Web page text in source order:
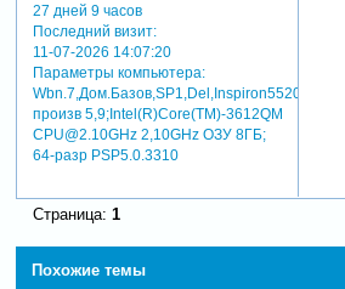
27 дней 9 часов
Последний визит:
11-07-2026 14:07:20
Параметры компьютера:
Wbn.7,Дом.Базов,SP1,Del,Inspiron5520,индекс
произв 5,9;Intel(R)Core(TM)-3612QM
CPU@2.10GHz 2,10GHz ОЗУ 8ГБ;
64-разр PSP5.0.3310
Страница: 1
Похожие темы